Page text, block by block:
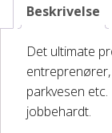
HAGE/SKOG
Honda
Beskrivelse
Det ultimate
entreprenører,
parkvesen
jobbehardt.